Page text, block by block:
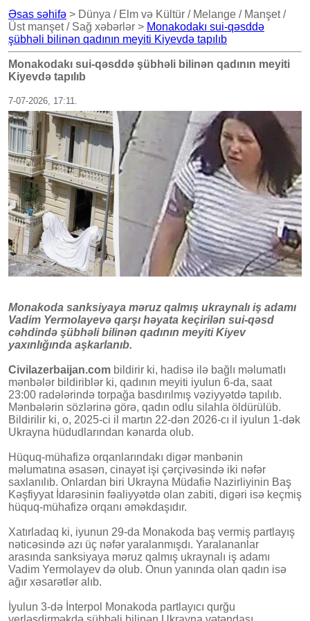
Əsas səhifə > Dünya / Elm və Kültür / Melange / Manşet /
Üst manşet / Sağ xəbərlər > Monakodakı sui-qəsddə
şübhəli bilinən qadının meyiti Kiyevdə tapılıb
Monakodakı sui-qəsddə şübhəli bilinən qadının meyiti
Kiyevdə tapılıb
7-07-2026, 17:11.
Monakoda sanksiyaya məruz qalmış ukraynalı iş adamı
Vadim Yermolayevə qarşı həyata keçirilən sui-qəsd
cəhdində şübhəli bilinən qadının meyiti Kiyev
yaxınlığında aşkarlanıb.
Civilazerbaijan.com bildirir ki, hadisə ilə bağlı məlumatlı
mənbələr bildiriblər ki, qadının meyiti iyulun 6-da, saat
23:00 radələrində torpağa basdırılmış vəziyyətdə tapılıb.
Mənbələrin sözlərinə görə, qadın odlu silahla öldürülüb.
Bildirilir ki, o, 2025-ci il martın 22-dən 2026-cı il iyulun 1-dək
Ukrayna hüdudlarından kənarda olub.
Hüquq-mühafizə orqanlarındakı digər mənbənin
məlumatına əsasən, cinayət işi çərçivəsində iki nəfər
saxlanılıb. Onlardan biri Ukrayna Müdafiə Nazirliyinin Baş
Kəşfiyyat İdarəsinin fəaliyyətdə olan zabiti, digəri isə keçmiş
hüquq-mühafizə orqanı əməkdaşıdır.
Xatırladaq ki, iyunun 29-da Monakoda baş vermiş partlayış
nəticəsində azı üç nəfər yaralanmışdı. Yaralananlar
arasında sanksiyaya məruz qalmış ukraynalı iş adamı
Vadim Yermolayev də olub. Onun yanında olan qadın isə
ağır xəsarətlər alıb.
İyulun 3-də İnterpol Monakoda partlayıcı qurğu